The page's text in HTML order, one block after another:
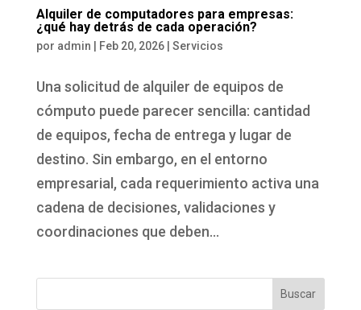
Alquiler de computadores para empresas:
¿qué hay detrás de cada operación?
por admin Feb 20, 2026| Servicios
Una solicitud de alquiler de equipos de
cómputo puede parecer sencilla: cantidad
de equipos, fecha de entrega y lugar de
destino. Sin embargo, en el entorno
empresarial, cada requerimiento activa una
cadena de decisiones, validaciones y
coordinaciones que deben...